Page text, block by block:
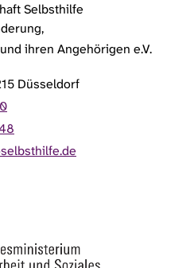
Selbsthilfe
ihren Angehörigen e.V.
Düsseldorf